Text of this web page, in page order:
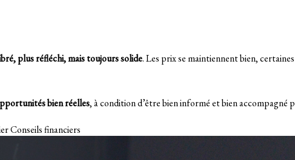
plus réfléchi, mais toujours solide. Les prix se maintiennent bien,
bien réelles, à condition d’être bien informé et bien
Conseils financiers